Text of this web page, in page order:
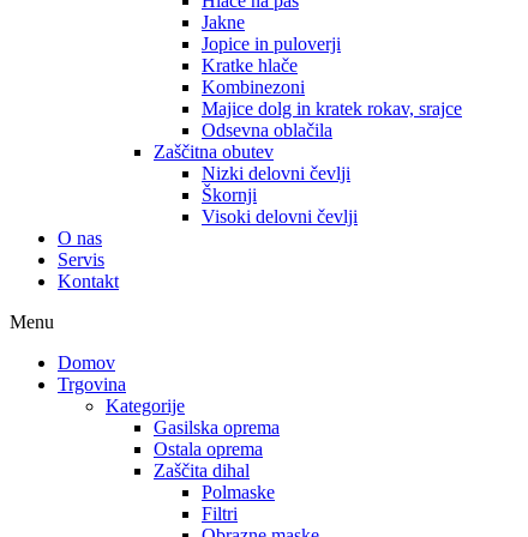
Jakne
Jopice in puloverji
Kratke hlače
Kombinezoni
Majice dolg in kratek rokav, srajce
Odsevna oblačila
Zaščitna obutev
Nizki delovni čevlji
Škornji
Visoki delovni čevlji
O nas
Servis
Kontakt
Menu
Domov
Trgovina
Kategorije
Gasilska oprema
Ostala oprema
Zaščita dihal
Polmaske
Filtri